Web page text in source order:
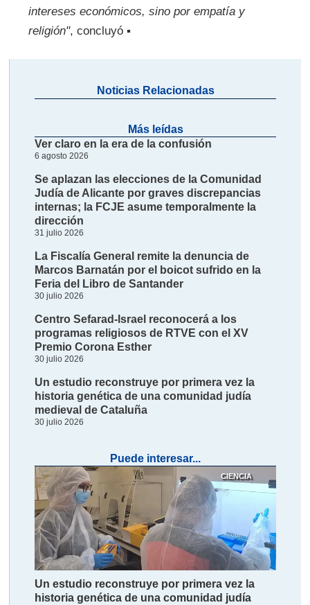
intereses económicos, sino por empatía y
religión", concluyó ▪
Noticias Relacionadas
Más leídas
Ver claro en la era de la confusión
6 agosto 2026
Se aplazan las elecciones de la Comunidad
Judía de Alicante por graves discrepancias
internas; la FCJE asume temporalmente la
dirección
31 julio 2026
La Fiscalía General remite la denuncia de
Marcos Barnatán por el boicot sufrido en la
Feria del Libro de Santander
30 julio 2026
Centro Sefarad-Israel reconocerá a los
programas religiosos de RTVE con el XV
Premio Corona Esther
30 julio 2026
Un estudio reconstruye por primera vez la
historia genética de una comunidad judía
medieval de Cataluña
30 julio 2026
Puede interesar...
CIENCIA
Un estudio reconstruye por primera vez la
historia genética de una comunidad judía